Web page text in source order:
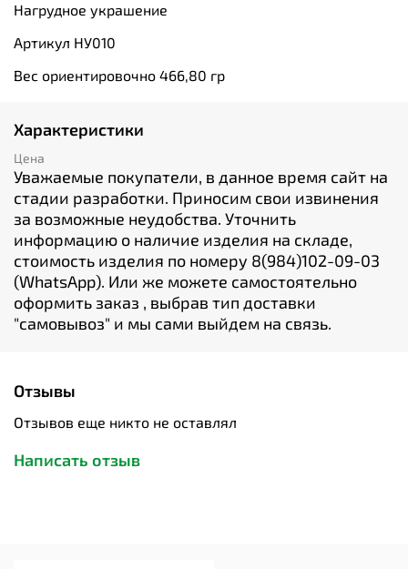
Нагрудное украшение
Артикул НУ010
Вес ориентировочно 466,80 гр
Характеристики
Цена
Уважаемые покупатели, в данное время сайт на
стадии разработки. Приносим свои извинения
за возможные неудобства. Уточнить
информацию о наличие изделия на складе,
стоимость изделия по номеру 8(984)102-09-03
(WhatsApp). Или же можете самостоятельно
оформить заказ , выбрав тип доставки
"cамовывоз" и мы сами выйдем на связь.
Отзывы
Отзывов еще никто не оставлял
Написать отзыв